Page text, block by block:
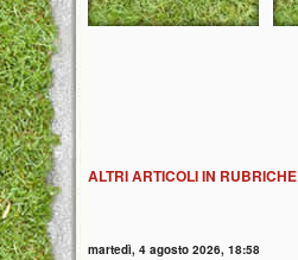
ALTRI ARTICOLI IN RUBRICHE
martedì, 4 agosto 2026, 18:58